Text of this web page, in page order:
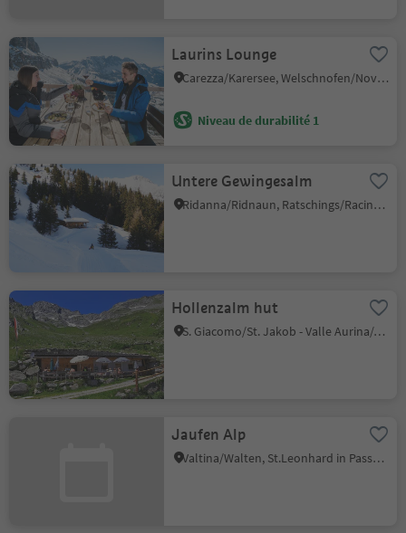
Laurins Lounge
Carezza/Karersee, Welschnofen/Nova Levante, Dolomites Region Eggental
Niveau de durabilité 1
Untere Gewingesalm
Ridanna/Ridnaun, Ratschings/Racines, Sterzing/Vipiteno and environs
Hollenzalm hut
S. Giacomo/St. Jakob - Valle Aurina/Ahrntal, Ahrntal/Valle Aurina, Ahrntal/Valle Aurina
Jaufen Alp
Valtina/Walten, St.Leonhard in Passeier/San Leonardo in Passiria, Meran/Merano and environs